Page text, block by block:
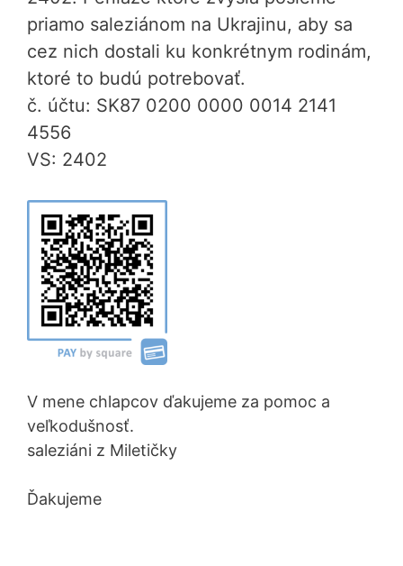
priamo saleziánom na Ukrajinu, aby sa
cez nich dostali ku konkrétnym rodinám,
ktoré to budú potrebovať.
č. účtu: SK87 0200 0000 0014 2141
4556
VS: 2402
V mene chlapcov ďakujeme za pomoc a
veľkodušnosť.
saleziáni z Miletičky
Ďakujeme